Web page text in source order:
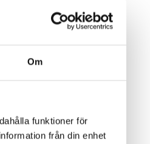
Om
funktioner för
från din enhet